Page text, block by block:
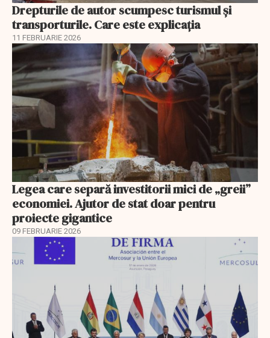
Drepturile de autor scumpesc turismul și
transporturile. Care este explicația
11 FEBRUARIE 2026
Legea care separă investitorii mici de „greii”
economiei. Ajutor de stat doar pentru
proiecte gigantice
09 FEBRUARIE 2026